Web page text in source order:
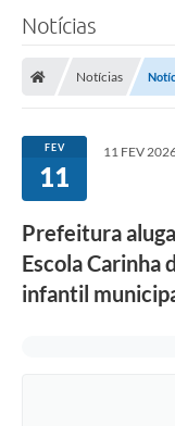
Conselhos Municipais
Serviços on-line
Turismo
Coleta seletiva -
Notícias
Notícias
FEV
11
11 FEV
Prefeitura
Escola Carinha
infantil